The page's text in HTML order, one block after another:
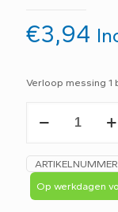
€3,94
Verloop messing 1
messing
binnendraad
x
1/2
buitendraad
Op werkdagen